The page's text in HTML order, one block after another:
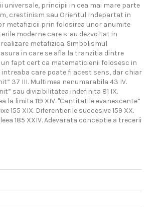
universale, principii in cea mai mare parte
crestinism sau Orientul Indepartat in
metafizicii prin folosirea unor anumite
moderne care s-au dezvoltat in
metafizica. Simbolismul
in care se afla la tranzitia dintre
fapt cert ca matematicienii folosesc in
care poate fi acest sens, dar chiar
37 III. Multimea nenumarabila 43 IV.
sau divizibilitatea indefinita 81 IX.
limita 119 XIV. "Cantitatile evanescente”
155 XIX. Diferentierile succesive 159 XX.
185 XXIV. Adevarata conceptie a trecerii